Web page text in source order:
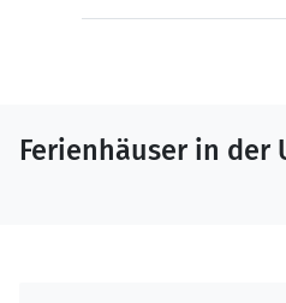
Ferienhäuser in der